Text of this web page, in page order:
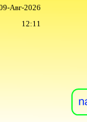
Авг-2026
12:11